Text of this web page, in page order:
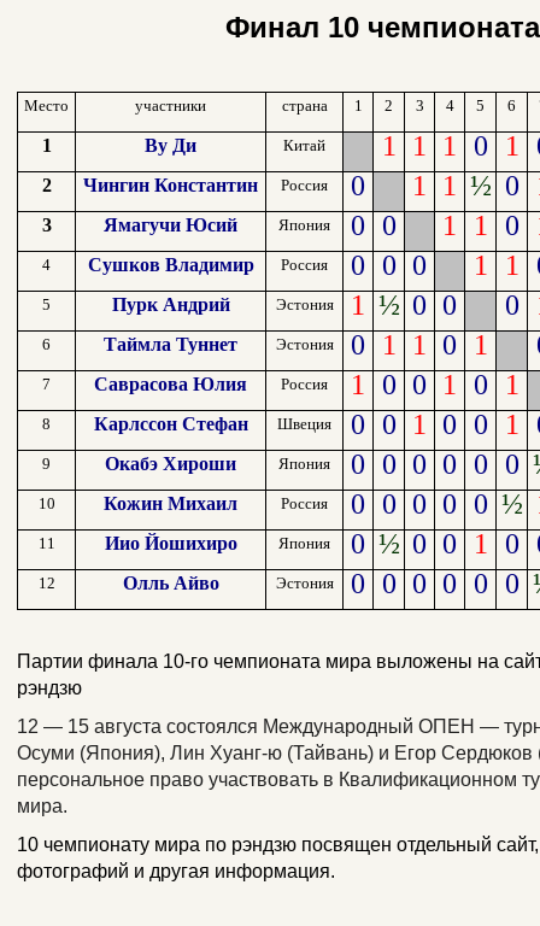
Финал 10
Место участники страна 1 2 3 4 5 6
1 Ву Ди Китай 1 1 1 0 1
2 Чингин Константин Россия 0 1 1 ½ 0
3 Ямагучи Юсий Япония 0 0 1 1 0
4 Сушков Владимир Россия 0 0 0 1 1
5 Пурк Андрий Эстония 1 ½ 0 0 0
6 Таймла Туннет Эстония 0 1 1 0 1
7 Саврасова Юлия Россия 1 0 0 1 0 1
8 Карлссон Стефан Швеция 0 0 1 0 0 1
9 Окабэ Хироши Япония 0 0 0 0 0 0
10 Кожин Михаил Россия 0 0 0 0 0 ½
11 Иио Йошихиро Япония 0 ½ 0 0 1 0
12 Олль Айво Эстония 0 0 0 0 0 0
Партии финала 10-го чемпионата мира выложены на
рэндзю
12 — 15 августа состоялся Международный ОПЕН —
Осуми (Япония), Лин Хуанг-ю (Тайвань) и Егор Сердюков
персональное право участвовать в Квалификационном
мира.
10 чемпионату мира по рэндзю посвящен отдельный сайт
фотографий и другая информация.